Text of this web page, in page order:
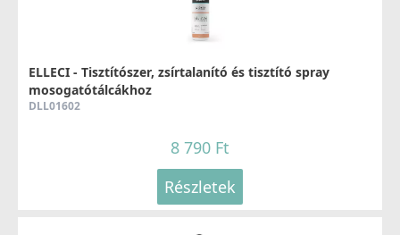
ELLECI - Tisztítószer, zsírtalanító és tisztító spray
mosogatótálcákhoz
DLL01602
8 790 Ft
Részletek